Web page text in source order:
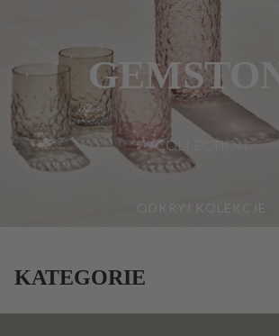
COLLECTION
KATEGORIE